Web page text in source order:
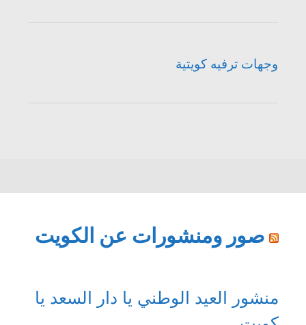
وجهات ترفيه كويتية
صور ومنشورات عن الكويت
منشور العيد الوطني يا دار السعد يا